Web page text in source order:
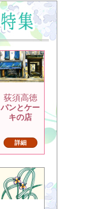
荻須高徳
パンとケー
キの店
詳細